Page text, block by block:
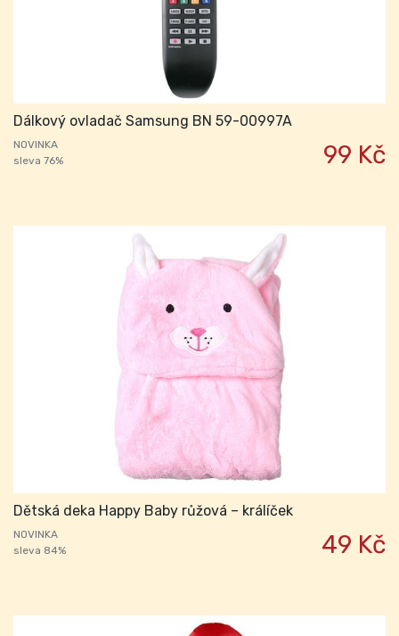
Dálkový ovladač Samsung BN 59-00997A
NOVINKA
sleva 76%
99 Kč
Dětská deka Happy Baby růžová – králíček
NOVINKA
sleva 84%
49 Kč